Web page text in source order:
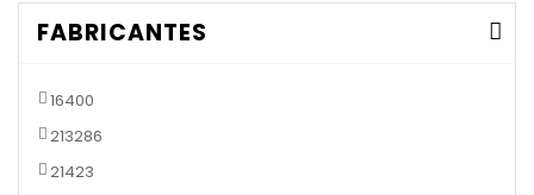
FABRICANTES
16400
213286
21423